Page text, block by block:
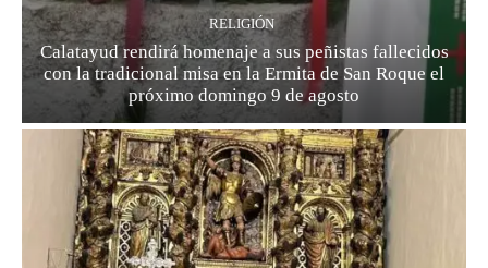
RELIGIÓN
Calatayud rendirá homenaje a sus peñistas fallecidos
con la tradicional misa en la Ermita de San Roque el
próximo domingo 9 de agosto